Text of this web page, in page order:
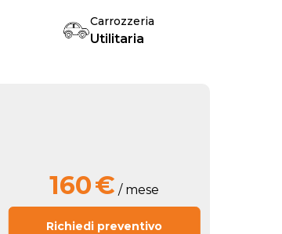
Carrozzeria
Utilitaria
160€ / mese
Richiedi preventivo